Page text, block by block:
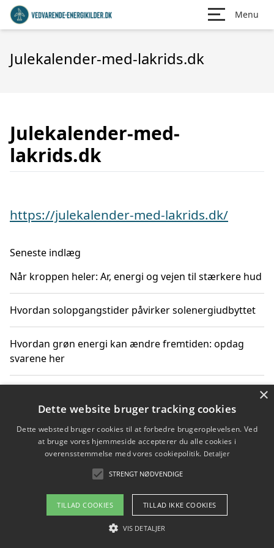
Menu
Julekalender-med-lakrids.dk
Julekalender-med-
lakrids.dk
https://julekalender-med-lakrids.dk/
Seneste indlæg
Når kroppen heler: Ar, energi og vejen til stærkere hud
Hvordan solopgangstider påvirker solenergiudbyttet
Hvordan grøn energi kan ændre fremtiden: opdag
svarene her
solenergiudnyttelse
Hvordan du får svar på energispørgsmål om
vedvarende energikilder
Copyright 2026 - Pilanto Aps
Om / kontakt
Blog Betingelser
×
Dette website bruger tracking cookies
Dette websted bruger cookies til at forbedre brugeroplevelsen. Ved
at bruge vores hjemmeside accepterer du alle cookies i
overensstemmelse med vores cookiepolitik. Detaljer
STRENGT NØDVENDIGE
TILLAD COOKIES TILLAD IKKE COOKIES
VIS DETALJER